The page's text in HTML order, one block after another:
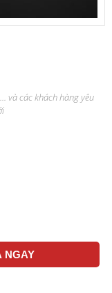
và các khách hàng yêu
NGAY